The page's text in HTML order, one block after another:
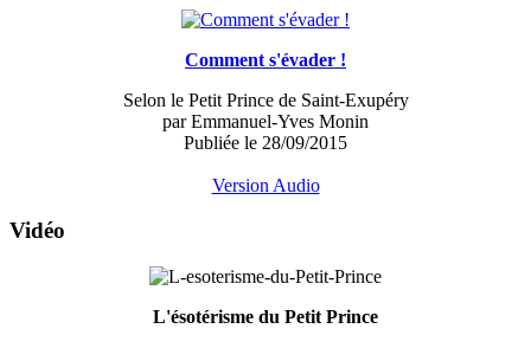
Comment s'évader !
Selon le Petit Prince de Saint-Exupéry
par Emmanuel-Yves Monin
Publiée le 28/09/2015
Version Audio
Vidéo
L'ésotérisme du Petit Prince